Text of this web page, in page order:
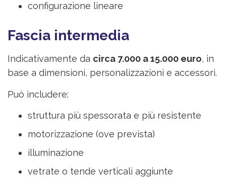
configurazione lineare
Fascia intermedia
Indicativamente da circa 7.000 a 15.000 euro, in
base a dimensioni, personalizzazioni e accessori.
Può includere:
struttura più spessorata e più resistente
motorizzazione (ove prevista)
illuminazione
vetrate o tende verticali aggiunte